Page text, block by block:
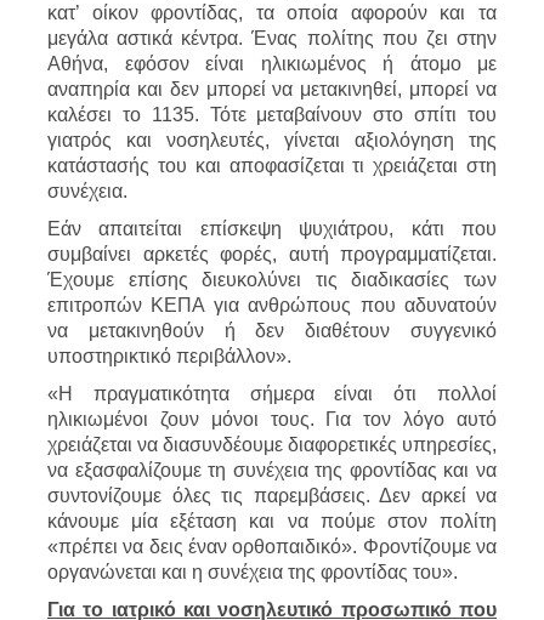
κατ’ οίκον φροντίδας, τα οποία αφορούν και τα
μεγάλα αστικά κέντρα. Ένας πολίτης που ζει στην
Αθήνα, εφόσον είναι ηλικιωμένος ή άτομο με
αναπηρία και δεν μπορεί να μετακινηθεί, μπορεί να
καλέσει το 1135. Τότε μεταβαίνουν στο σπίτι του
γιατρός και νοσηλευτές, γίνεται αξιολόγηση της
κατάστασής του και αποφασίζεται τι χρειάζεται στη
συνέχεια.
Εάν απαιτείται επίσκεψη ψυχιάτρου, κάτι που
συμβαίνει αρκετές φορές, αυτή προγραμματίζεται.
Έχουμε επίσης διευκολύνει τις διαδικασίες των
επιτροπών ΚΕΠΑ για ανθρώπους που αδυνατούν
να μετακινηθούν ή δεν διαθέτουν συγγενικό
υποστηρικτικό περιβάλλον».
«Η πραγματικότητα σήμερα είναι ότι πολλοί
ηλικιωμένοι ζουν μόνοι τους. Για τον λόγο αυτό
χρειάζεται να διασυνδέουμε διαφορετικές υπηρεσίες,
να εξασφαλίζουμε τη συνέχεια της φροντίδας και να
συντονίζουμε όλες τις παρεμβάσεις. Δεν αρκεί να
κάνουμε μία εξέταση και να πούμε στον πολίτη
«πρέπει να δεις έναν ορθοπαιδικό». Φροντίζουμε να
οργανώνεται και η συνέχεια της φροντίδας του».
Για το ιατρικό και νοσηλευτικό προσωπικό που